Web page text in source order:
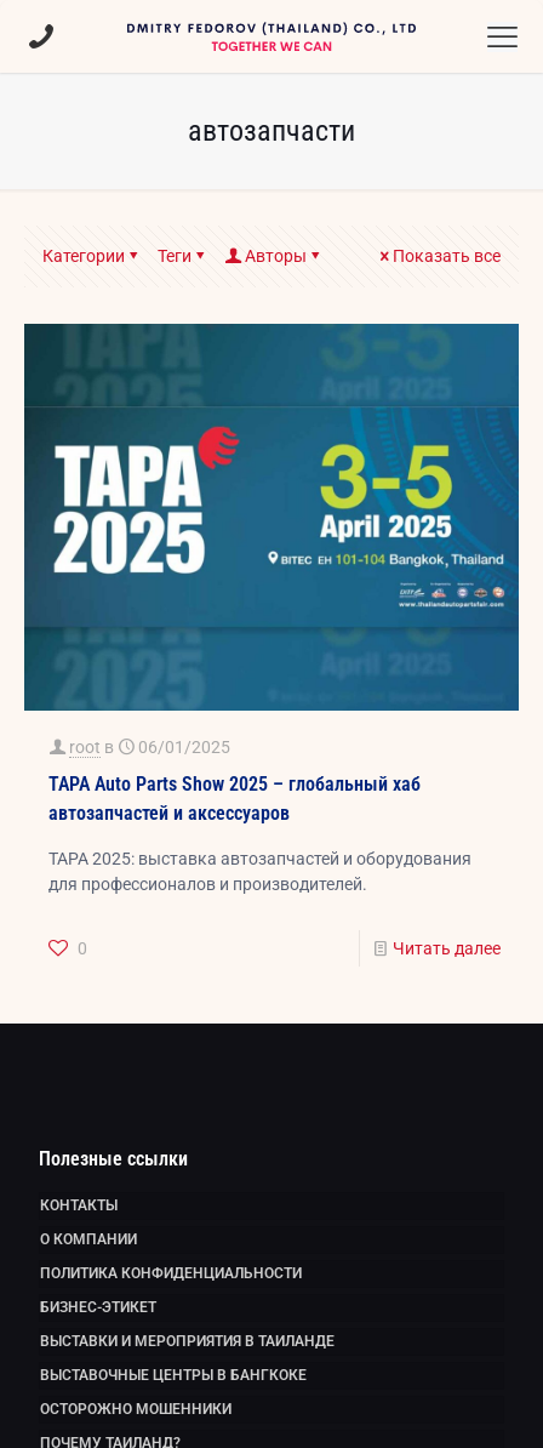
автозапчасти
Категории Теги Авторы Показать все
root в 06/01/2025
TAPA Auto Parts Show 2025 – глобальный хаб
автозапчастей и аксессуаров
TAPA 2025: выставка автозапчастей и оборудования
для профессионалов и производителей.
0 Читать далее
Полезные ссылки
КОНТАКТЫ
О КОМПАНИИ
ПОЛИТИКА КОНФИДЕНЦИАЛЬНОСТИ
БИЗНЕС-ЭТИКЕТ
ВЫСТАВКИ И МЕРОПРИЯТИЯ В ТАИЛАНДЕ
ВЫСТАВОЧНЫЕ ЦЕНТРЫ В БАНГКОКЕ
ОСТОРОЖНО МОШЕННИКИ
ПОЧЕМУ ТАИЛАНД?